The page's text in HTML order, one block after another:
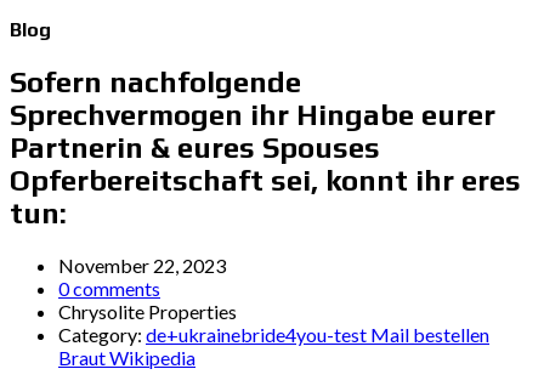
Blog
Sofern nachfolgende
Sprechvermogen ihr Hingabe eurer
Partnerin & eures Spouses
Opferbereitschaft sei, konnt ihr eres
tun:
November 22, 2023
0 comments
Chrysolite Properties
Category: de+ukrainebride4you-test Mail bestellen
Braut Wikipedia